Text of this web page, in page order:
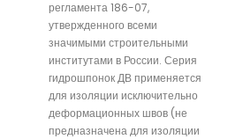
регламента 186-07,
утвержденного всеми
значимыми строительными
институтами в России. Серия
гидрошпонок ДВ применяется
для изоляции исключительно
деформационных швов (не
предназначена для изоляции